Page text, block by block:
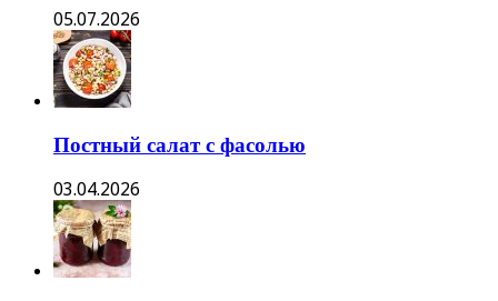
05.07.2026
Постный салат с фасолью
03.04.2026